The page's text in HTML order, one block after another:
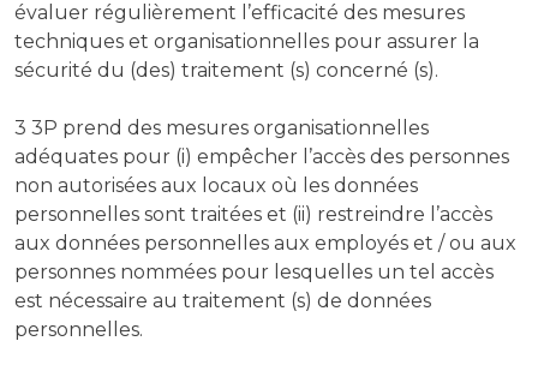
évaluer régulièrement l’efficacité des mesures
techniques et organisationnelles pour assurer la
sécurité du (des) traitement (s) concerné (s).
3 3P prend des mesures organisationnelles
adéquates pour (i) empêcher l’accès des personnes
non autorisées aux locaux où les données
personnelles sont traitées et (ii) restreindre l’accès
aux données personnelles aux employés et / ou aux
personnes nommées pour lesquelles un tel accès
est nécessaire au traitement (s) de données
personnelles.